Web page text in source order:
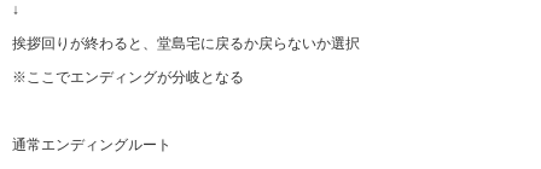
↓
挨拶回りが終わると、堂島宅に戻るか戻らないか選択
※ここでエンディングが分岐となる
通常エンディングルート